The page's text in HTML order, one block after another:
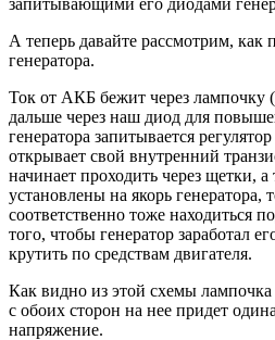
запитывающими его диодами
А теперь давайте рассмотрим, как
генератора.
Ток от АКБ бежит через лампочку
дальше через наш диод для
генератора запитывается
открывает свой внутренний
начинает проходить через щетки, а
установлены на якорь генератора,
соответственно тоже находиться
того, чтобы генератор заработал
крутить по средствам двигателя.
Как видно из этой схемы лампочка
с обоих сторон на нее придет
напряжение.